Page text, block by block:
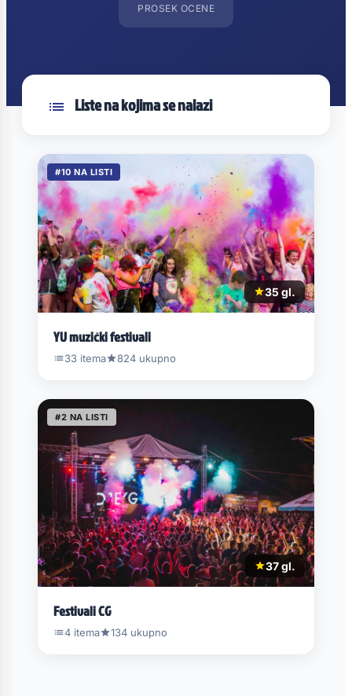
PROSEK OCENE
Liste na kojima se nalazi
#10 NA LISTI
35 gl.
YU muzički festivali
33 itema 824 ukupno
#2 NA LISTI
37 gl.
Festivali CG
4 itema 134 ukupno